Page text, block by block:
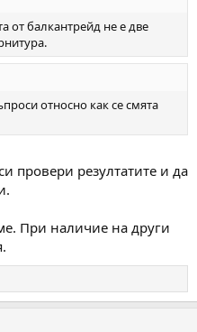
от балкантрейд не е две
относно как се смята
провери резултатите и да
При наличие на други